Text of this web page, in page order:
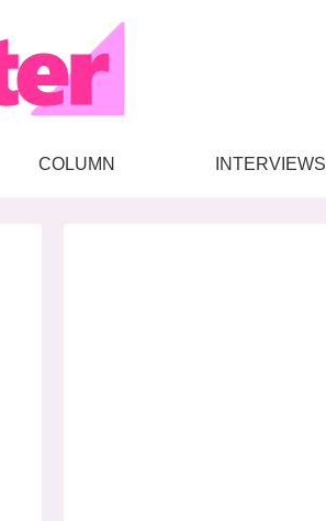
COLUMN INTERVIEWS